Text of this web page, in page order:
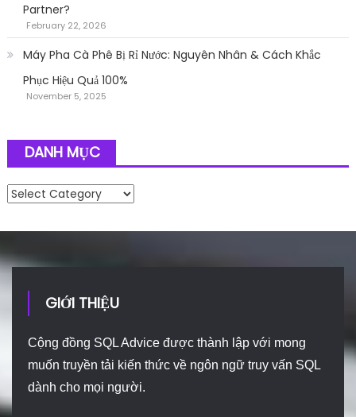
Partner?
February 22, 2026
Máy Pha Cà Phê Bị Rỉ Nước: Nguyên Nhân & Cách Khắc
Phục Hiệu Quả 100%
November 5, 2025
DANH MỤC
Danh mục
GIỚI THIỆU
Cộng đồng SQL Advice được thành lập với mong
muốn truyền tải kiến thức về ngôn ngữ truy vấn SQL
dành cho mọi người.